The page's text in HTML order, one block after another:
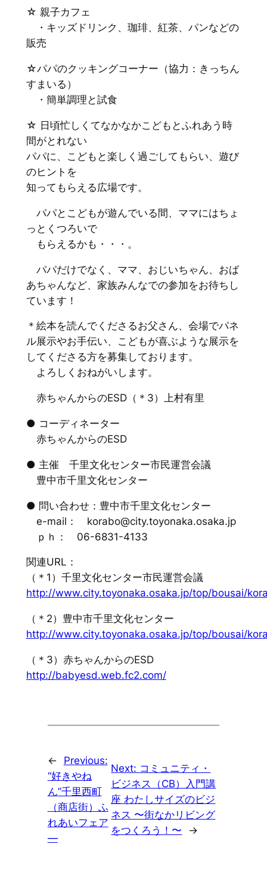
☆ 親子カフェ
・キッズドリンク、珈琲、紅茶、パンなどの
販売
☆パパのクッキングコーナー（協力：きっちん
すまいる）
・簡単調理と試食
☆ 日頃忙しくてなかなかこどもとふれあう時
間がとれない
パパに、こどもと楽しく過ごしてもらい、遊び
のヒントを
知ってもらえる広場です。
パパとこどもが遊んでいる間、ママにはちょ
っとくつろいで
もらえるかも・・・。
パパだけでなく、ママ、おじいちゃん、おば
あちゃんなど、家族みんなでの参加をお待ちし
ています！
＊絵本を読んでくださるお父さん、会場でパネ
ル展示やお手伝い、こどもが喜ぶような展示を
してくださる方を募集しております。
よろしくおねがいします。
赤ちゃんからのESD（＊3）上村有里
● コーディネーター
赤ちゃんからのESD
● 主催 千里文化センター市民運営会議
豊中市千里文化センター
● 問い合わせ：豊中市千里文化センター
e-mail： korabo@city.toyonaka.osaka.jp
ｐｈ： 06-6831-4133
関連URL：
（＊1）千里文化センター市民運営会議
http://www.city.toyonaka.osaka.jp/top/bousai/
（＊2）豊中市千里文化センター
http://www.city.toyonaka.osaka.jp/top/bousai/
（＊3）赤ちゃんからのESD
http://babyesd.web.fc2.com/
←
Previous:
“好きやね
ん”千里西町
（商店街）ふ
れあいフェア
—
Next: コミュニティ・
ビジネス（CB）入門講
座 わたしサイズのビジ
ネス 〜街なかリビング
をつくろう！〜
→